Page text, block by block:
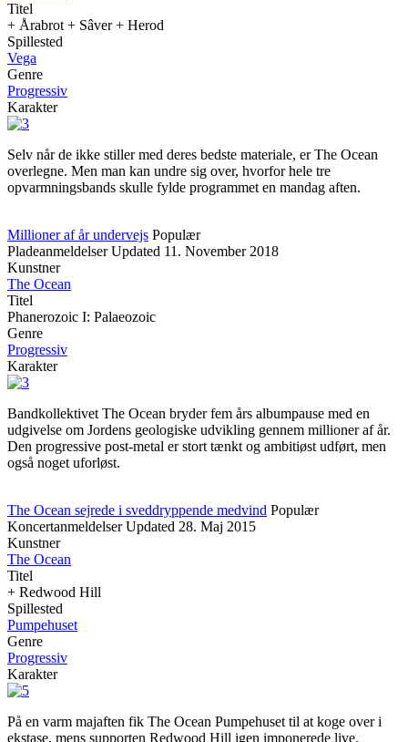
Titel
+ Årabrot + Sâver + Herod
Spillested
Vega
Genre
Progressiv
Karakter
Selv når de ikke stiller med deres bedste materiale, er The Ocean
overlegne. Men man kan undre sig over, hvorfor hele tre
opvarmningsbands skulle fylde programmet en mandag aften.
Millioner af år undervejs Populær
Pladeanmeldelser Updated 11. November 2018
Kunstner
The Ocean
Titel
Phanerozoic I: Palaeozoic
Genre
Progressiv
Karakter
Bandkollektivet The Ocean bryder fem års albumpause med en
udgivelse om Jordens geologiske udvikling gennem millioner af år.
Den progressive post-metal er stort tænkt og ambitiøst udført, men
også noget uforløst.
The Ocean sejrede i sveddryppende medvind Populær
Koncertanmeldelser Updated 28. Maj 2015
Kunstner
The Ocean
Titel
+ Redwood Hill
Spillested
Pumpehuset
Genre
Progressiv
Karakter
På en varm majaften fik The Ocean Pumpehuset til at koge over i
ekstase, mens supporten Redwood Hill igen imponerede live.